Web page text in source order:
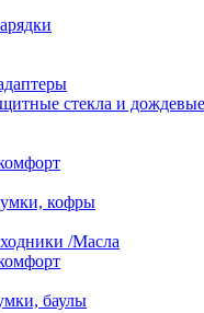
стекла и
кофры
/Масла
баулы